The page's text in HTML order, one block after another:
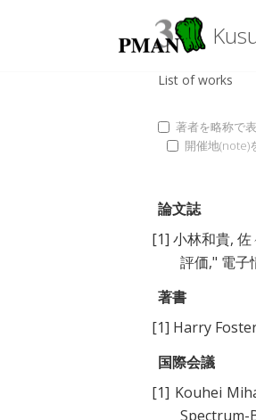
List of works
著者を略称で
開催地(note)
論文誌
[1] 小林和貴,佐
評価," 電子
著書
[1] Harry
国際会議
[1] Kouhei
Spectrum-